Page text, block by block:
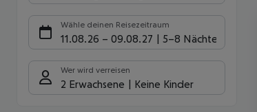
Wähle deinen Reisezeitraum
11.08.26 – 09.08.27 5-8 Nächte
Wer wird verreisen
2 Erwachsene Keine Kinder